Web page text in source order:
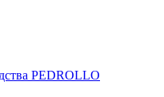
PEDROLLO